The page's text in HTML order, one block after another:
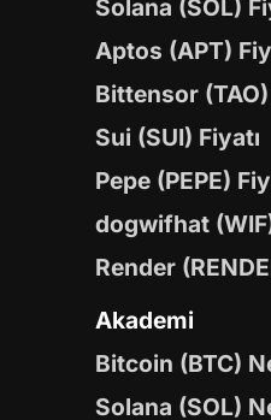
Solana (SOL)
Aptos (APT)
Bittensor (TAO)
Sui (SUI) Fiyatı
Pepe (PEPE)
dogwifhat
Render
Akademi
Bitcoin (BTC)
Solana (SOL)